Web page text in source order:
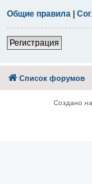
Общие правила |
Регистрация
Список форумов
Создано